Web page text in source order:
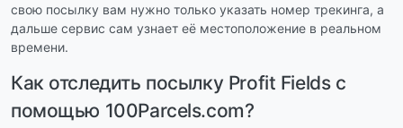
свою посылку вам нужно только указать номер трекинга, а
дальше сервис сам узнает её местоположение в реальном
времени.
Как отследить посылку Profit Fields с
помощью 100Parcels.com?